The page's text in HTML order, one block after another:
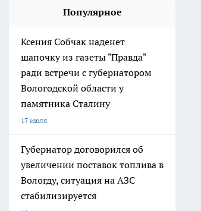
Популярное
Ксения Собчак наденет
шапочку из газеты "Правда"
ради встречи с губернатором
Вологодской области у
памятника Сталину
17 июля
Губернатор договорился об
увеличении поставок топлива в
Вологду, ситуация на АЗС
стабилизируется